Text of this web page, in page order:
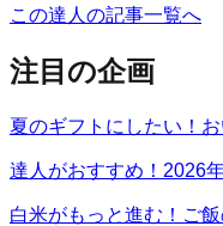
この達人の記事一覧へ
注目の企画
夏のギフトにしたい！
達人がおすすめ！2026
白米がもっと進む！ご